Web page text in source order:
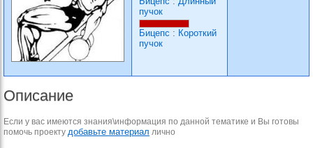
пучок
Бицепс : Короткий
пучок
Описание
Если у вас имеются знания\информация по данной тематике и Вы готовы
помочь проекту добавьте материал лично